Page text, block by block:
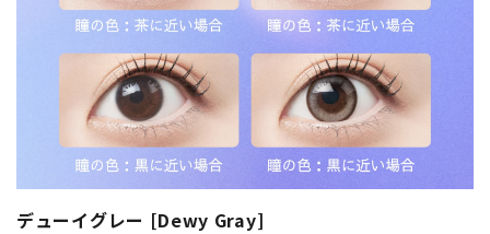
デューイグレー [Dewy Gray]